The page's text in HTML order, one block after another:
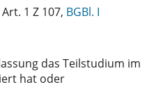
1 Z 107, BGBl. I
das Teilstudium im
hat oder